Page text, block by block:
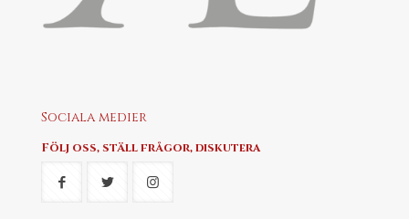
Sociala medier
Följ oss, ställ frågor, diskutera